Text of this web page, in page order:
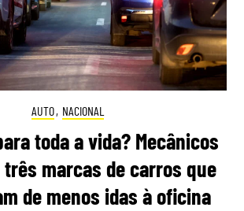
AUTO, NACIONAL
toda a vida? Mecânicos
três marcas de carros que
de menos idas à oficina